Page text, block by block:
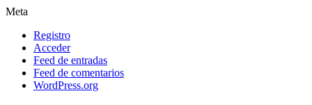
Meta
Registro
Acceder
Feed de entradas
Feed de comentarios
WordPress.org